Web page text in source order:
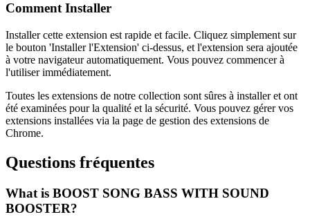
Comment Installer
Installer cette extension est rapide et facile. Cliquez simplement sur
le bouton 'Installer l'Extension' ci-dessus, et l'extension sera ajoutée
à votre navigateur automatiquement. Vous pouvez commencer à
l'utiliser immédiatement.
Toutes les extensions de notre collection sont sûres à installer et ont
été examinées pour la qualité et la sécurité. Vous pouvez gérer vos
extensions installées via la page de gestion des extensions de
Chrome.
Questions fréquentes
What is BOOST SONG BASS WITH SOUND
BOOSTER?